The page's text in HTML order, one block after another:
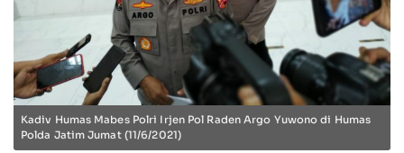
Kadiv Humas Mabes Polri Irjen Pol Raden Argo Yuwono di Humas
Polda Jatim Jumat (11/6/2021)